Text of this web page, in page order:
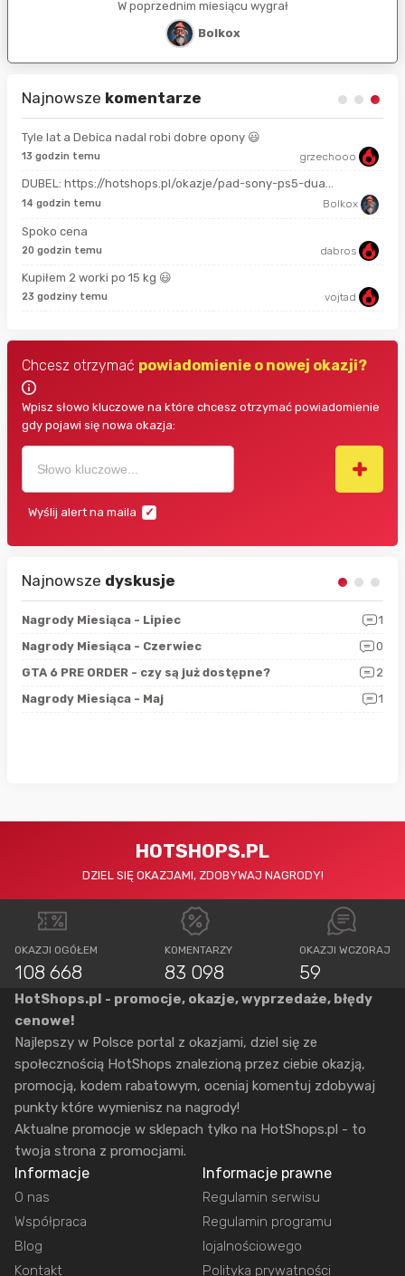
W poprzednim miesiącu wygrał
Bolkox
Najnowsze komentarze
Tyle lat a Debica nadal robi dobre opony 😃
13 godzin temu grzechooo
DUBEL: https://hotshops.pl/okazje/pad-sony-ps5-dua...
14 godzin temu Bolkox
Spoko cena
20 godzin temu dabros
Kupiłem 2 worki po 15 kg 😃
23 godziny temu vojtad
Chcesz otrzymać powiadomienie o nowej okazji?
Wpisz słowo kluczowe na które chcesz otrzymać powiadomienie
gdy pojawi się nowa okazja:
Wyślij alert na maila
Najnowsze dyskusje
Nagrody Miesiąca - Lipiec
1
Nagrody Miesiąca - Czerwiec
0
GTA 6 PRE ORDER - czy są już dostępne?
2
Nagrody Miesiąca - Maj
1
HOTSHOPS.PL
DZIEL SIĘ OKAZJAMI, ZDOBYWAJ NAGRODY!
OKAZJI OGÓŁEM
108 668
KOMENTARZY
83 098
OKAZJI WCZORAJ
59
HotShops.pl - promocje, okazje, wyprzedaże, błędy
cenowe!
Najlepszy w Polsce portal z okazjami, dziel się ze
społecznością HotShops znalezioną przez ciebie okazją,
promocją, kodem rabatowym, oceniaj komentuj zdobywaj
punkty które wymienisz na nagrody!
Aktualne promocje w sklepach tylko na HotShops.pl - to
twoja strona z promocjami.
Informacje
O nas
Współpraca
Blog
Kontakt
Informacje prawne
Regulamin serwisu
Regulamin programu
lojalnościowego
Polityka prywatności